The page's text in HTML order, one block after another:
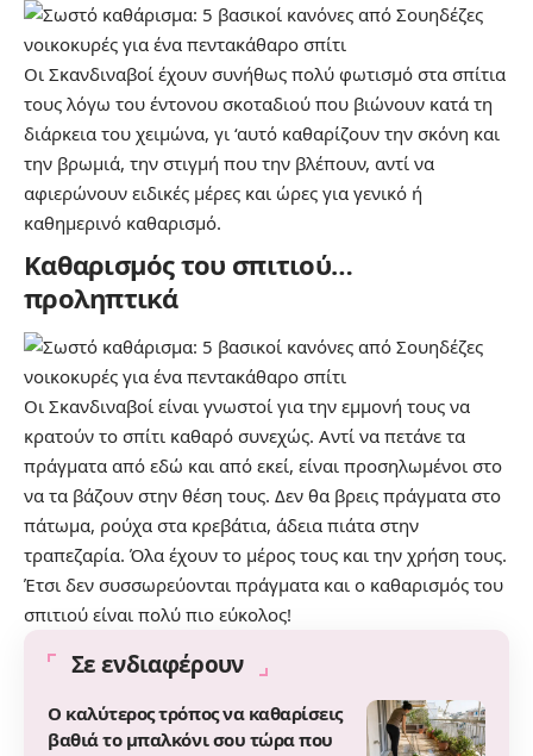
Οι Σκανδιναβοί έχουν συνήθως πολύ φωτισμό στα σπίτια
τους λόγω του έντονου σκοταδιού που βιώνουν κατά τη
διάρκεια του χειμώνα, γι ‘αυτό καθαρίζουν την σκόνη και
την βρωμιά, την στιγμή που την βλέπουν, αντί να
αφιερώνουν ειδικές μέρες και ώρες για γενικό ή
καθημερινό καθαρισμό.
Καθαρισμός του σπιτιού…
προληπτικά
Οι Σκανδιναβοί είναι γνωστοί για την εμμονή τους να
κρατούν το σπίτι καθαρό συνεχώς. Αντί να πετάνε τα
πράγματα από εδώ και από εκεί, είναι προσηλωμένοι στο
να τα βάζουν στην θέση τους. Δεν θα βρεις πράγματα στο
πάτωμα, ρούχα στα κρεβάτια, άδεια πιάτα στην
τραπεζαρία. Όλα έχουν το μέρος τους και την χρήση τους.
Έτσι δεν συσσωρεύονται πράγματα και ο καθαρισμός του
σπιτιού είναι πολύ πιο εύκολος!
Σε ενδιαφέρουν
Ο καλύτερος τρόπος να καθαρίσεις
βαθιά το μπαλκόνι σου τώρα που